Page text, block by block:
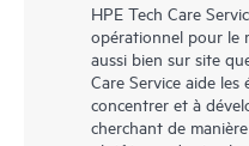
HPE Tech Care
opérationnel pour le
aussi bien sur site
Care Service aide
concentrer et à
cherchant de